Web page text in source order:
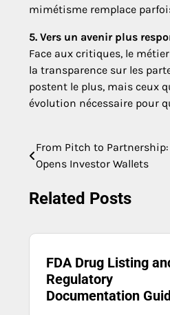
mimétisme remplace
5. Vers un avenir plus
Face aux critiques, le
la transparence sur les
postent le plus, mais ceux
évolution nécessaire pour
Post
navigation
From Pitch to
Opens Investor Wallets
Related Posts
FDA Drug Listing
Regulatory
Documentation